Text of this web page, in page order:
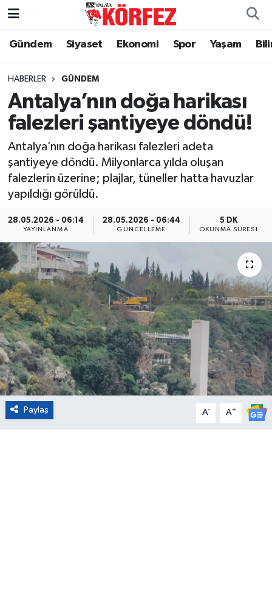
Gündem Siyaset Ekonomi Spor Yaşam
HABERLER GÜNDEM
Antalya’nın doğa harikası
falezleri şantiyeye döndü!
Antalya’nın doğa harikası falezleri adeta
şantiyeye döndü. Milyonlarca yılda oluşan
falezlerin üzerine; plajlar, tüneller hatta havuzlar
yapıldığı görüldü.
28.05.2026 - 06:14
YAYINLANMA
28.05.2026 - 06:44
GÜNCELLEME
5 DK
OKUNMA SÜRESI
Paylaş A- A+
Gündem
Siyaset
Yerel Yönetim
Spor
Yaşam
Asayiş
Dünya
Eğitim
Sağlık
Magazin
Turizm
Çevre
Nöbetçi Eczaneler
Hava Durumu
Trafik Durumu
Tüm Manşetler
Son Dakika Haberleri
Haber Arşivi